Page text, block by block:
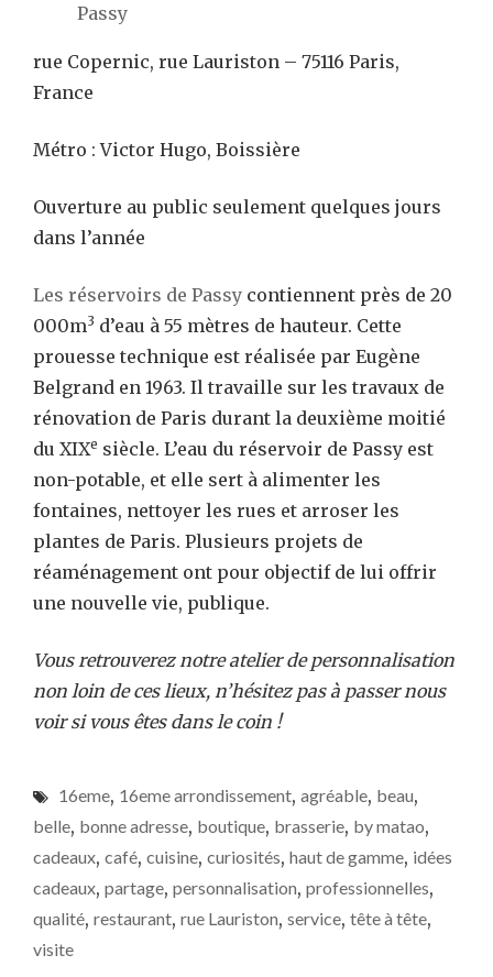
Passy
rue Copernic, rue Lauriston – 75116 Paris,
France
Métro : Victor Hugo, Boissière
Ouverture au public seulement quelques jours
dans l’année
Les réservoirs de Passy contiennent près de 20
000m3 d’eau à 55 mètres de hauteur. Cette
prouesse technique est réalisée par Eugène
Belgrand en 1963. Il travaille sur les travaux de
rénovation de Paris durant la deuxième moitié
du XIXe siècle. L’eau du réservoir de Passy est
non-potable, et elle sert à alimenter les
fontaines, nettoyer les rues et arroser les
plantes de Paris. Plusieurs projets de
réaménagement ont pour objectif de lui offrir
une nouvelle vie, publique.
Vous retrouverez notre atelier de personnalisation
non loin de ces lieux, n’hésitez pas à passer nous
voir si vous êtes dans le coin !
16eme, 16eme arrondissement, agréable, beau,
belle, bonne adresse, boutique, brasserie, by matao,
cadeaux, café, cuisine, curiosités, haut de gamme, idées
cadeaux, partage, personnalisation, professionnelles,
qualité, restaurant, rue Lauriston, service, tête à tête,
visite